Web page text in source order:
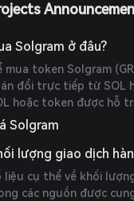
Solgram ở đâu?
mua token Solgram
đổi trực tiếp từ SOL
hoặc token được hỗ
Solgram
lượng giao dịch
liệu cụ thể về khối
các nguồn được